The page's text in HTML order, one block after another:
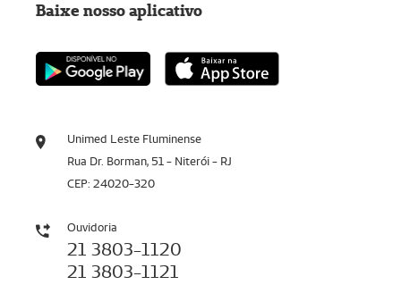
Unimed Leste Fluminense
Rua Dr. Borman, 51 - Niterói - RJ
CEP: 24020-320
Ouvidoria
21 3803-1120
21 3803-1121
Baixe nosso aplicativo